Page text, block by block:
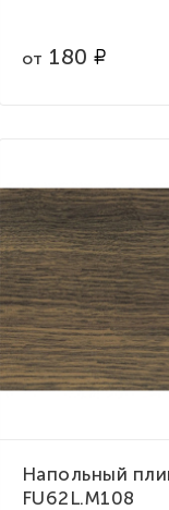
от 180
Напольный
FU62L.M108